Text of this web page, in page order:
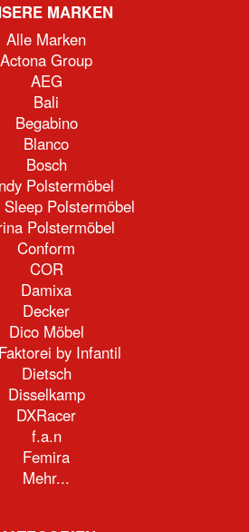
MARKEN
Alle Marken
Actona Group
AEG
Bali
Begabino
Blanco
Bosch
Polstermöbel
Sleep Polstermöbel
Polstermöbel
Conform
COR
Damixa
Decker
Dico Möbel
by Infantil
Dietsch
Disselkamp
DXRacer
f.a.n
Femira
Mehr...